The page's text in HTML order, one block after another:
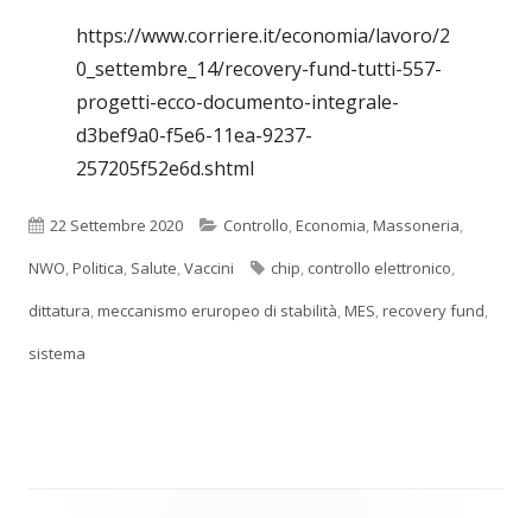
https://www.corriere.it/economia/lavoro/2
0_settembre_14/recovery-fund-tutti-557-
progetti-ecco-documento-integrale-
d3bef9a0-f5e6-11ea-9237-
257205f52e6d.shtml
Pubblicato
22 Settembre 2020 Categorie
Controllo,Economia,Massoneria,
NWO,Politica, Salute,Vaccini Tag
chip, controllo elettronico,
dittatura,meccanismo eruropeo di stabilità,MES,recovery fund,
sistema